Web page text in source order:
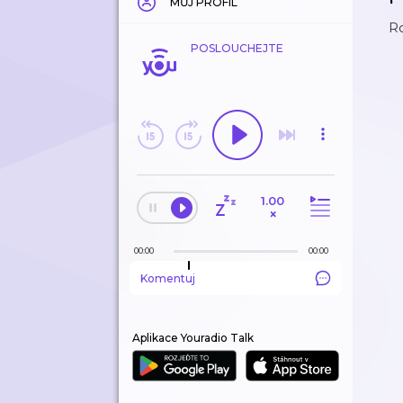
POSLOUCHEJTE
1.00
×
00:00 00:00
Komentuj
Aplikace Youradio Talk